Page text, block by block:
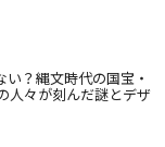
？縄文時代の国宝・
人々が刻んだ謎とデザ